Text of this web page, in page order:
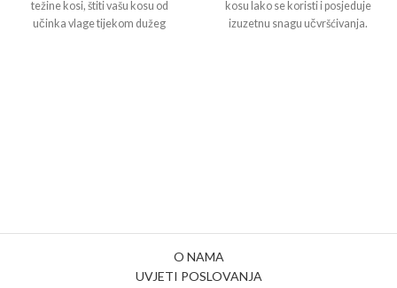
težine kosi, štiti vašu kosu od
učinka vlage tijekom dužeg
kosu lako se koristi i posjeduje
izuzetnu snagu učvršćivanja.
O NAMA
UVJETI POSLOVANJA